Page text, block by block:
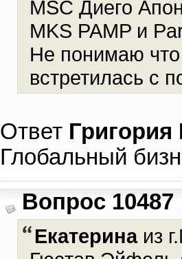
MSC Диего
MKS PAMP и
Не понимаю что
встретилась с
Ответ
Глобальный
Вопрос 10487
Екатеринаиз